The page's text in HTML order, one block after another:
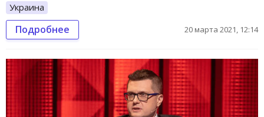
Украина
Подробнее 20 марта 2021, 12:14